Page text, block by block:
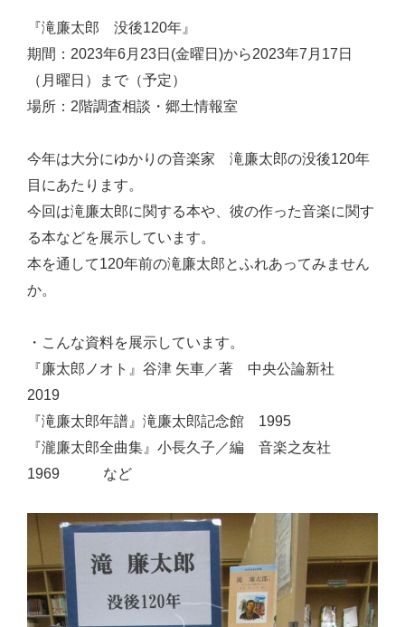
『滝廉太郎 没後120年』
期間：2023年6月23日(金曜日)から2023年7月17日
（月曜日）まで（予定）
場所：2階調査相談・郷土情報室
今年は大分にゆかりの音楽家 滝廉太郎の没後120年
目にあたります。
今回は滝廉太郎に関する本や、彼の作った音楽に関す
る本などを展示しています。
本を通して120年前の滝廉太郎とふれあってみません
か。
・こんな資料を展示しています。
『廉太郎ノオト』谷津 矢車／著 中央公論新社
2019
『滝廉太郎年譜』滝廉太郎記念館 1995
『瀧廉太郎全曲集』小長久子／編 音楽之友社
1969 など